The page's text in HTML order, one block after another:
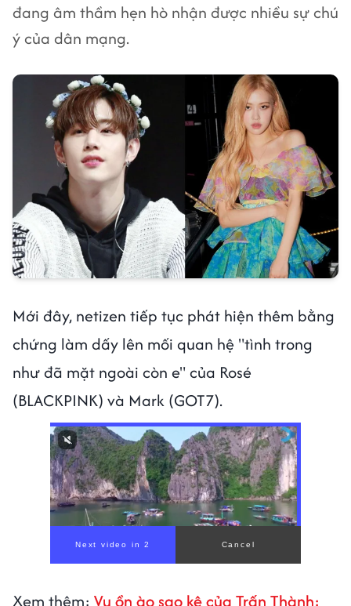
đang âm thầm hẹn hò nhận được nhiều sự chú
ý của dân mạng.
Mới đây, netizen tiếp tục phát hiện thêm bằng
chứng làm dấy lên mối quan hệ "tình trong
như đã mặt ngoài còn e" của Rosé
(BLACKPINK) và Mark (GOT7).
00:00/ 00:59
Xem thêm: Vụ ồn ào sao kê của Trấn Thành: